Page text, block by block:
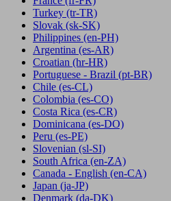
Turkey (tr-TR)
Slovak (sk-SK)
Philippines (en-PH)
Argentina (es-AR)
Croatian (hr-HR)
Portuguese - Brazil (pt-BR)
Chile (es-CL)
Colombia (es-CO)
Costa Rica (es-CR)
Dominicana (es-DO)
Peru (es-PE)
Slovenian (sl-SI)
South Africa (en-ZA)
Canada - English (en-CA)
Japan (ja-JP)
Denmark (da-DK)